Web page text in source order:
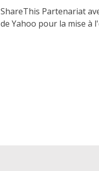
ShareThis Partenariat
de Yahoo pour la mise à